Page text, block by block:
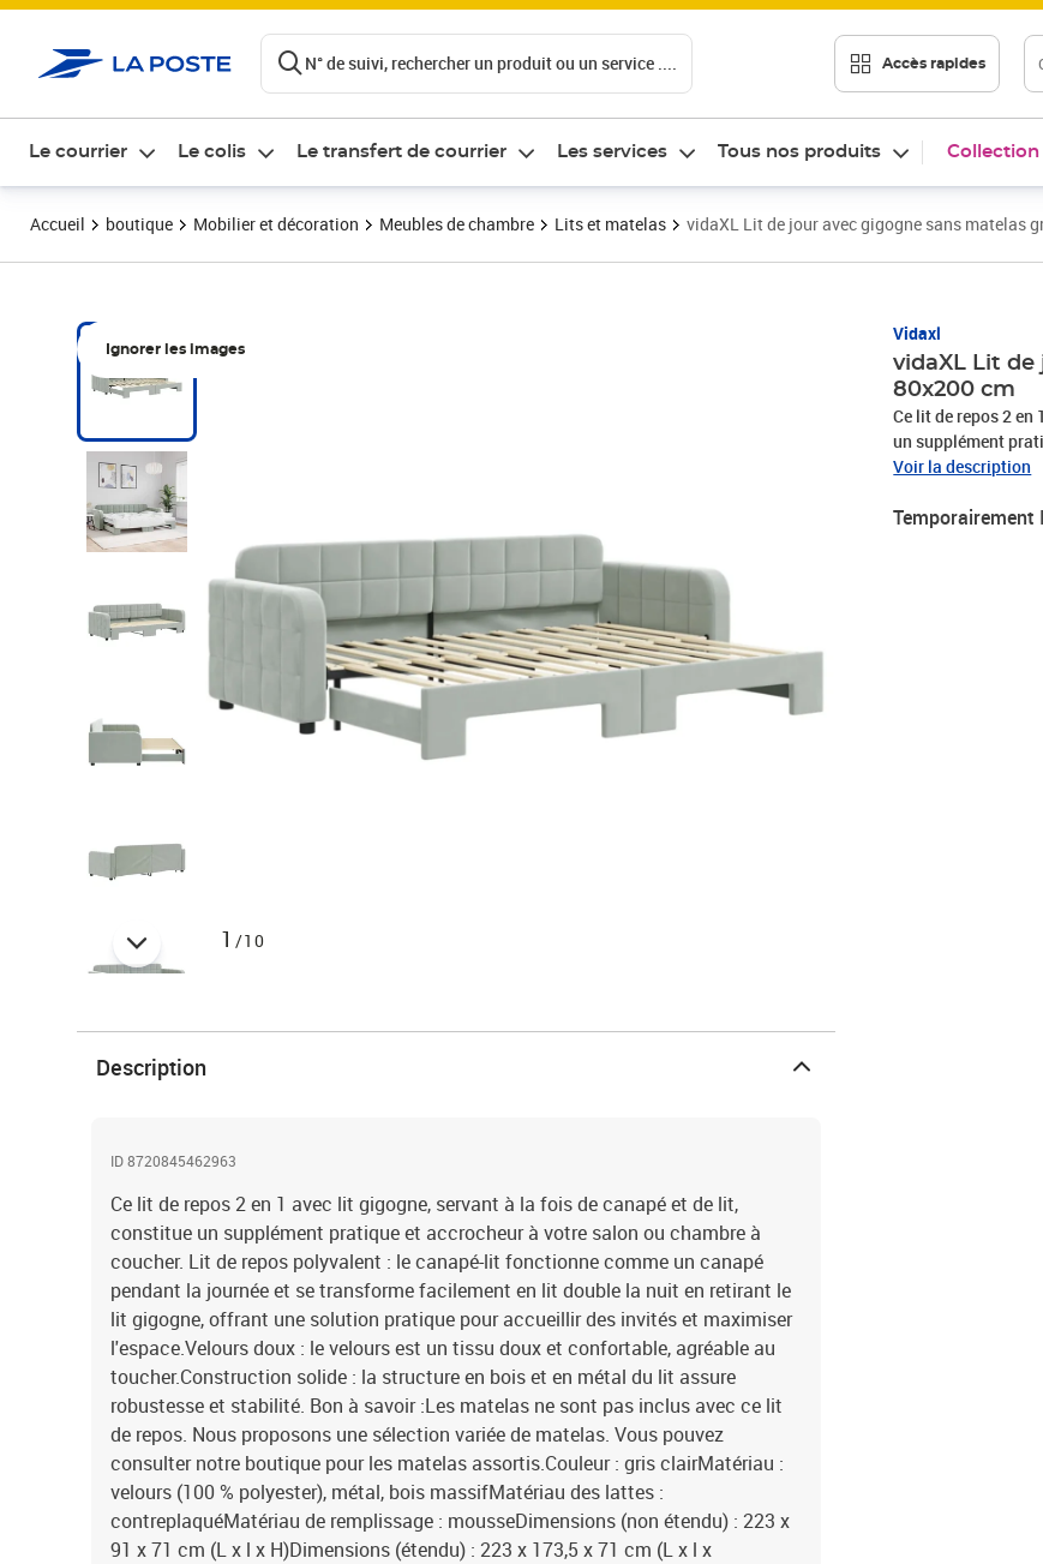
N° de suivi, rechercher un produit ou un service .... Accès rapides
Le courrier Le colis Le transfert de courrier Les services Tous nos produits
Accueil boutique Mobilier et décoration Meubles de chambre Lits et matelas vidaXL Lit de jour avec gigogne sans matelas
Ignorer les images
1 /10
Vidaxl
vidaXL Lit de
80x200 cm
Ce lit de repos 2
un supplément
repos polyvalent :
solution pratique
Voir la description
Temporairement
Description
ID 8720845462963
Ce lit de repos 2 en 1 avec lit gigogne, servant à la fois de canapé et de lit,
constitue un supplément pratique et accrocheur à votre salon ou chambre à
coucher. Lit de repos polyvalent : le canapé-lit fonctionne comme un canapé
pendant la journée et se transforme facilement en lit double la nuit en retirant le
lit gigogne, offrant une solution pratique pour accueillir des invités et maximiser
l'espace.Velours doux : le velours est un tissu doux et confortable, agréable au
toucher.Construction solide : la structure en bois et en métal du lit assure
robustesse et stabilité. Bon à savoir :Les matelas ne sont pas inclus avec ce lit
de repos. Nous proposons une sélection variée de matelas. Vous pouvez
consulter notre boutique pour les matelas assortis.Couleur : gris clairMatériau :
velours (100 % polyester), métal, bois massifMatériau des lattes :
contreplaquéMatériau de remplissage : mousseDimensions (non étendu) : 223 x
91 x 71 cm (L x l x H)Dimensions (étendu) : 223 x 173,5 x 71 cm (L x l x